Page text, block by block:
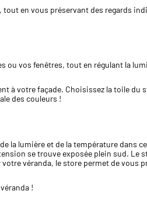
en vous préservant des regards
ou vos fenêtres, tout en régulant la
à votre façade. Choisissez la toile du
des couleurs !
la lumière et de la température dans
se trouve exposée plein sud. Le
véranda, le store permet de vous
!